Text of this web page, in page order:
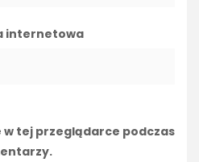
internetowa
tej przeglądarce podczas